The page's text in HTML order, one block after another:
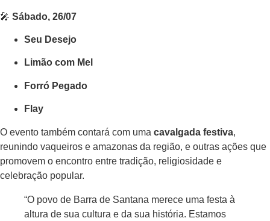
🎤 Sábado, 26/07
Seu Desejo
Limão com Mel
Forró Pegado
Flay
O evento também contará com uma cavalgada festiva,
reunindo vaqueiros e amazonas da região, e outras ações que
promovem o encontro entre tradição, religiosidade e
celebração popular.
“O povo de Barra de Santana merece uma festa à
altura de sua cultura e da sua história. Estamos